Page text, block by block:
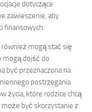
dotyczące
zawieszenie, aby
finansowych.
również mogą stać się
mogą dojść do
być przeznaczona na
postrzegania
życia, które rodzice chcą
może być skorzystanie z